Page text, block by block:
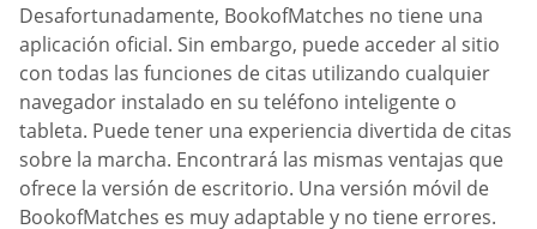
Desafortunadamente, BookofMatches no tiene una
aplicación oficial. Sin embargo, puede acceder al sitio
con todas las funciones de citas utilizando cualquier
navegador instalado en su teléfono inteligente o
tableta. Puede tener una experiencia divertida de citas
sobre la marcha. Encontrará las mismas ventajas que
ofrece la versión de escritorio. Una versión móvil de
BookofMatches es muy adaptable y no tiene errores.